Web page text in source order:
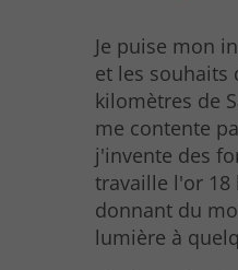
Je puise mon
et les souhaits
kilomètres de
me contente
j'invente des
travaille l'or 18
donnant du
lumière à